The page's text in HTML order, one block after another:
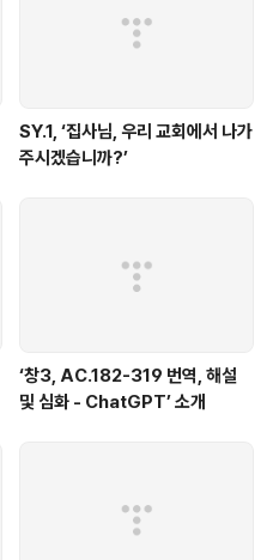
SY.1, ‘집사님, 우리 교회에서 나가
주시겠습니까?’
‘창3, AC.182-319 번역, 해설
및 심화 - ChatGPT’ 소개